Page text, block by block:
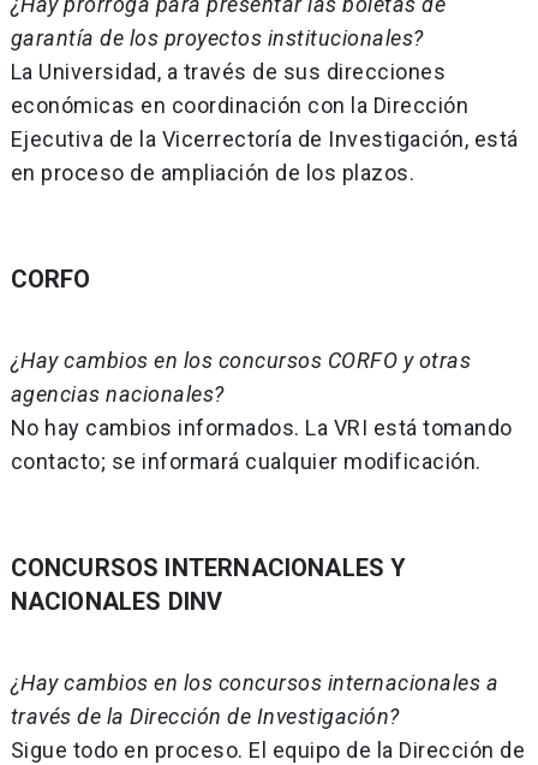
garantía de los proyectos institucionales?
La Universidad, a través de sus direcciones
económicas en coordinación con la Dirección
Ejecutiva de la Vicerrectoría de Investigación, está
en proceso de ampliación de los plazos.
CORFO
¿Hay cambios en los concursos CORFO y otras
agencias nacionales?
No hay cambios informados. La VRI está tomando
contacto; se informará cualquier modificación.
CONCURSOS INTERNACIONALES Y
NACIONALES DINV
¿Hay cambios en los concursos internacionales a
través de la Dirección de Investigación?
Sigue todo en proceso. El equipo de la Dirección de